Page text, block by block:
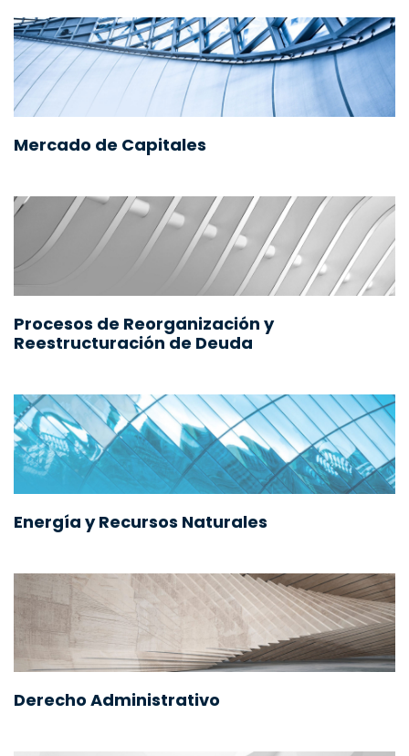
Mercado de Capitales
Procesos de Reorganización y
Reestructuración de Deuda
Energía y Recursos Naturales
Derecho Administrativo